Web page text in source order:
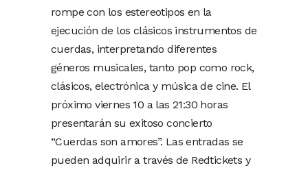
rompe con los estereotipos en la
ejecución de los clásicos instrumentos de
cuerdas, interpretando diferentes
géneros musicales, tanto pop como rock,
clásicos, electrónica y música de cine. El
próximo viernes 10 a las 21:30 horas
presentarán su exitoso concierto
“Cuerdas son amores”. Las entradas se
pueden adquirir a través de Redtickets y